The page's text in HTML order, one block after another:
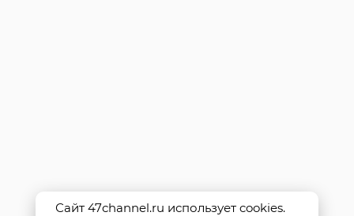
Сайт 47channel.ru использует cookies.